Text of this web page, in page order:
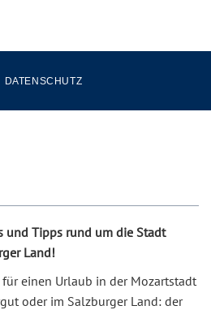
DATENSCHUTZ
und Tipps rund um die Stadt
Land!
für einen Urlaub in der Mozartstadt
oder im Salzburger Land: der